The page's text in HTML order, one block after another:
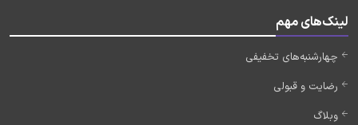
لینک‌های مهم
چهارشنبه‌های تخفیفی
رضایت و قبولی
وبلاگ